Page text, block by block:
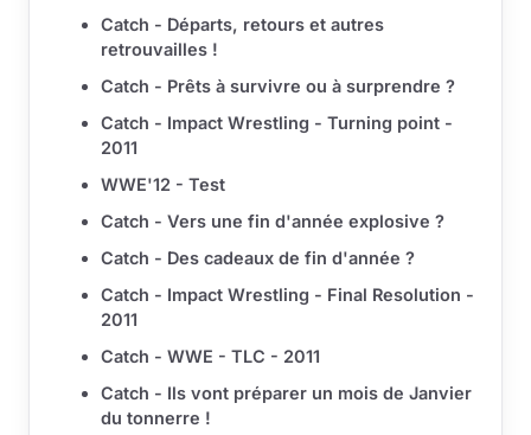
Catch - Départs, retours et autres
retrouvailles !
Catch - Prêts à survivre ou à surprendre ?
Catch - Impact Wrestling - Turning point -
2011
WWE'12 - Test
Catch - Vers une fin d'année explosive ?
Catch - Des cadeaux de fin d'année ?
Catch - Impact Wrestling - Final Resolution -
2011
Catch - WWE - TLC - 2011
Catch - Ils vont préparer un mois de Janvier
du tonnerre !